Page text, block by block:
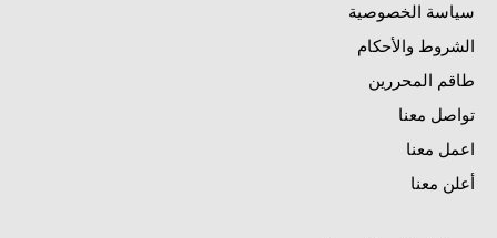
سياسة الخصوصية
الشروط والأحكام
طاقم المحررين
تواصل معنا
اعمل معنا
أعلن معنا